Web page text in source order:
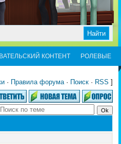
КОНТЕНТ РОЛЕВЫЕ
· Правила форума· Поиск · RSS ]